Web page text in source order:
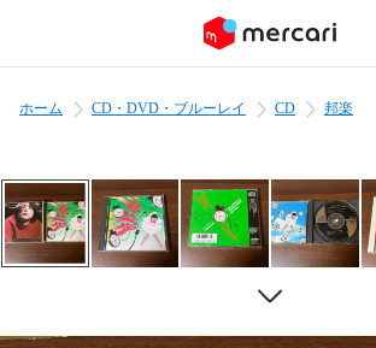
ホーム CD・DVD・ブルーレイ CD 邦楽